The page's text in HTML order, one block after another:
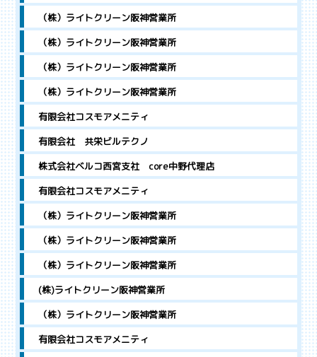
（株）ライトクリーン阪神営業所
（株）ライトクリーン阪神営業所
（株）ライトクリーン阪神営業所
（株）ライトクリーン阪神営業所
有限会社コスモアメニティ
有限会社 共栄ビルテクノ
株式会社ベルコ西宮支社 core中野代理店
有限会社コスモアメニティ
（株）ライトクリーン阪神営業所
（株）ライトクリーン阪神営業所
（株）ライトクリーン阪神営業所
(株)ライトクリーン阪神営業所
（株）ライトクリーン阪神営業所
有限会社コスモアメニティ